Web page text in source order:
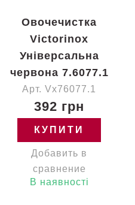
Овочечистка
Victorinox
Універсальна
червона 7.6077.1
Арт. Vx76077.1
392 грн
КУПИТИ
Добавить в
сравнение
В наявності